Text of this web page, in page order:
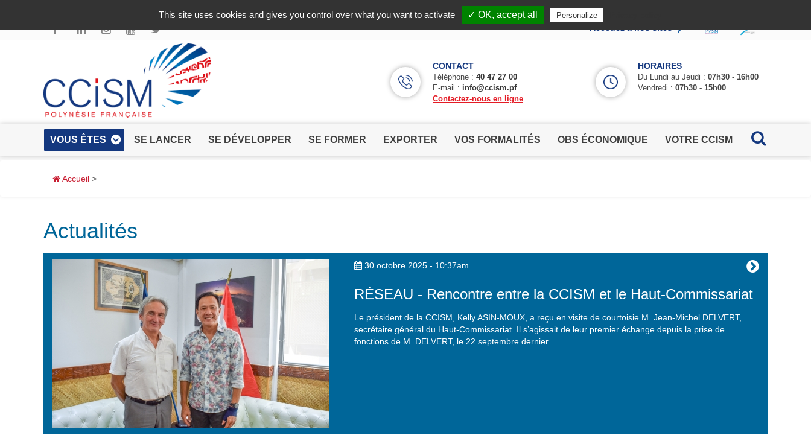
✓ Allow
CONTACT
Téléphone : 40 47 27 00
E-mail : info@ccism.pf
Contactez-nous en ligne
HORAIRES
Du Lundi au Jeudi : 07h30 - 16h00
Vendredi : 07h30 - 15h00
VOUS ÊTES SE LANCER SE DÉVELOPPER SE FORMER EXPORTER VOS FORMALITÉS OBS ÉCONOMIQUE VOTRE CCISM
Accueil >
Actualités
30 octobre 2025 - 10:37am
RÉSEAU - Rencontre entre la CCISM et le Haut-Commissariat
Le président de la CCISM, Kelly ASIN-MOUX, a reçu en visite de courtoisie M. Jean-Michel DELVERT,
secrétaire général du Haut-Commissariat. Il s’agissait de leur premier échange depuis la prise de
fonctions de M. DELVERT, le 22 septembre dernier.
This site uses cookies and gives you control over what you want to activate ✓ OK, accept all Personalize